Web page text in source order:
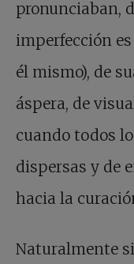
pronunciaban,
imperfección
él mismo), de
áspera, de
cuando todos
dispersas y de
hacia la
Naturalmente